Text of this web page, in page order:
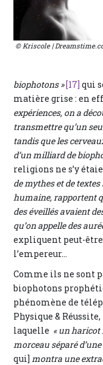
© Kriscole |
biophotons »[17] qui
matière grise : en
expériences, on a
transmettre qu’un
tandis que les
d’un milliard de
religions ne s’y
de mythes et de
humaine, rapportent
des éveillés avaient
qu’on appelle des
expliquent peut-être
l’empereur…
Comme ils ne sont
biophotons
phénomène de
Physique &
laquelle « un haricot
morceau séparé
qui] montra une